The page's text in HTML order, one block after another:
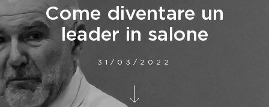
Come diventare un
leader in salone
31/03/2022